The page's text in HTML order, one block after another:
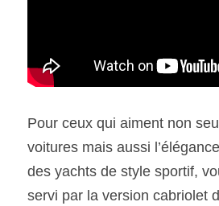
Pour ceux qui aiment non
voitures mais aussi
des yachts de style sportif,
servi par la version cabriolet